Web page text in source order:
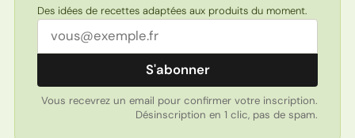
Des idées de recettes adaptées aux produits du moment.
Adresse email
S'abonner
Vous recevrez un email pour confirmer votre inscription.
Désinscription en 1 clic, pas de spam.